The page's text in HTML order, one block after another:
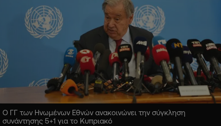
Ο ΓΓ των Ηνωμένων Εθνών ανακοινώνει την σύγκληση
συνάντησης 5+1 για το Κυπριακό